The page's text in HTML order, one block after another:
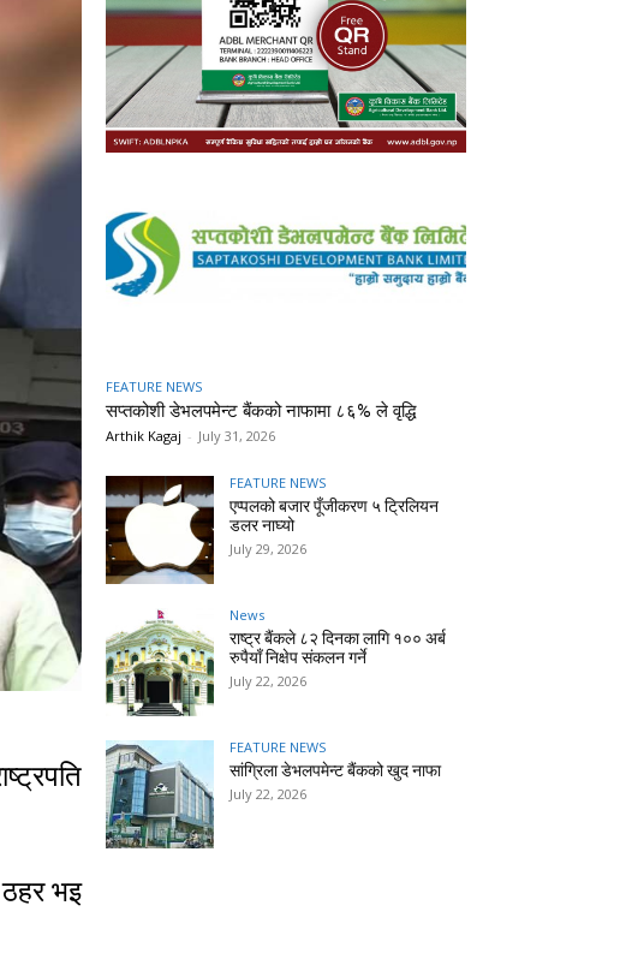
ठहर भइ
FEATURE NEWS
सप्तकोशी डेभलपमेन्ट बैंकको नाफामा ८६% ले वृद्धि
Arthik Kagaj - July 31, 2026
FEATURE NEWS
एप्पलको बजार पूँजीकरण ५ ट्रिलियन
डलर नाघ्यो
July 29, 2026
News
राष्ट्र बैंकले ८२ दिनका लागि १०० अर्ब
रुपैयाँ निक्षेप संकलन गर्ने
July 22, 2026
FEATURE NEWS
सांग्रिला डेभलपमेन्ट बैंकको खुद नाफा
July 22, 2026